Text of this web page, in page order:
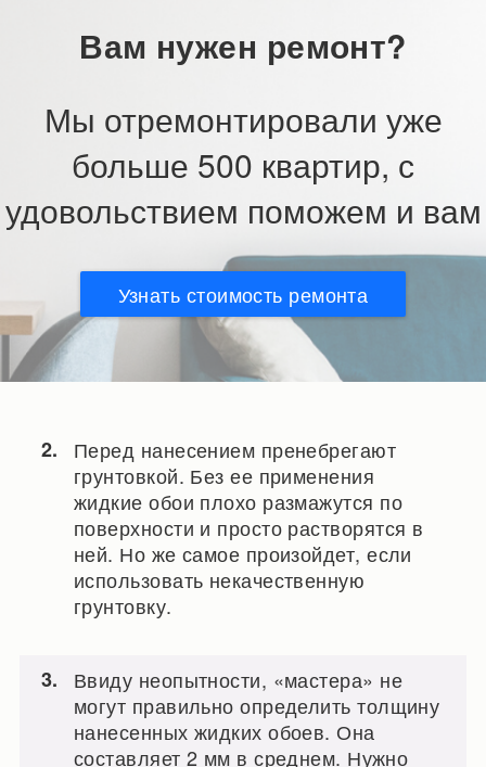
Вам нужен ремонт?
Мы отремонтировали уже
больше 500 квартир, с
удовольствием поможем и вам
Узнать стоимость ремонта
Перед нанесением пренебрегают
грунтовкой. Без ее применения
жидкие обои плохо размажутся по
поверхности и просто растворятся в
ней. Но же самое произойдет, если
использовать некачественную
грунтовку.
Ввиду неопытности, «мастера» не
могут правильно определить толщину
нанесенных жидких обоев. Она
составляет 2 мм в среднем. Нужно